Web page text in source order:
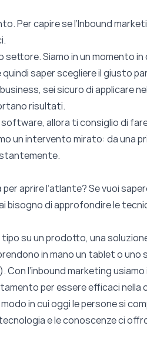
Per capire se l’Inbound
Siamo in un momento in
saper scegliere il giusto
sei sicuro di applicare
risultati.
allora ti consiglio di
un intervento mirato: da una
aprire l’atlante? Se vuoi
bisogno di approfondire le
su un prodotto, una
in mano un tablet o uno
l’inbound marketing usiamo
per essere efficaci nella
in cui oggi le persone si
e le conoscenze ci